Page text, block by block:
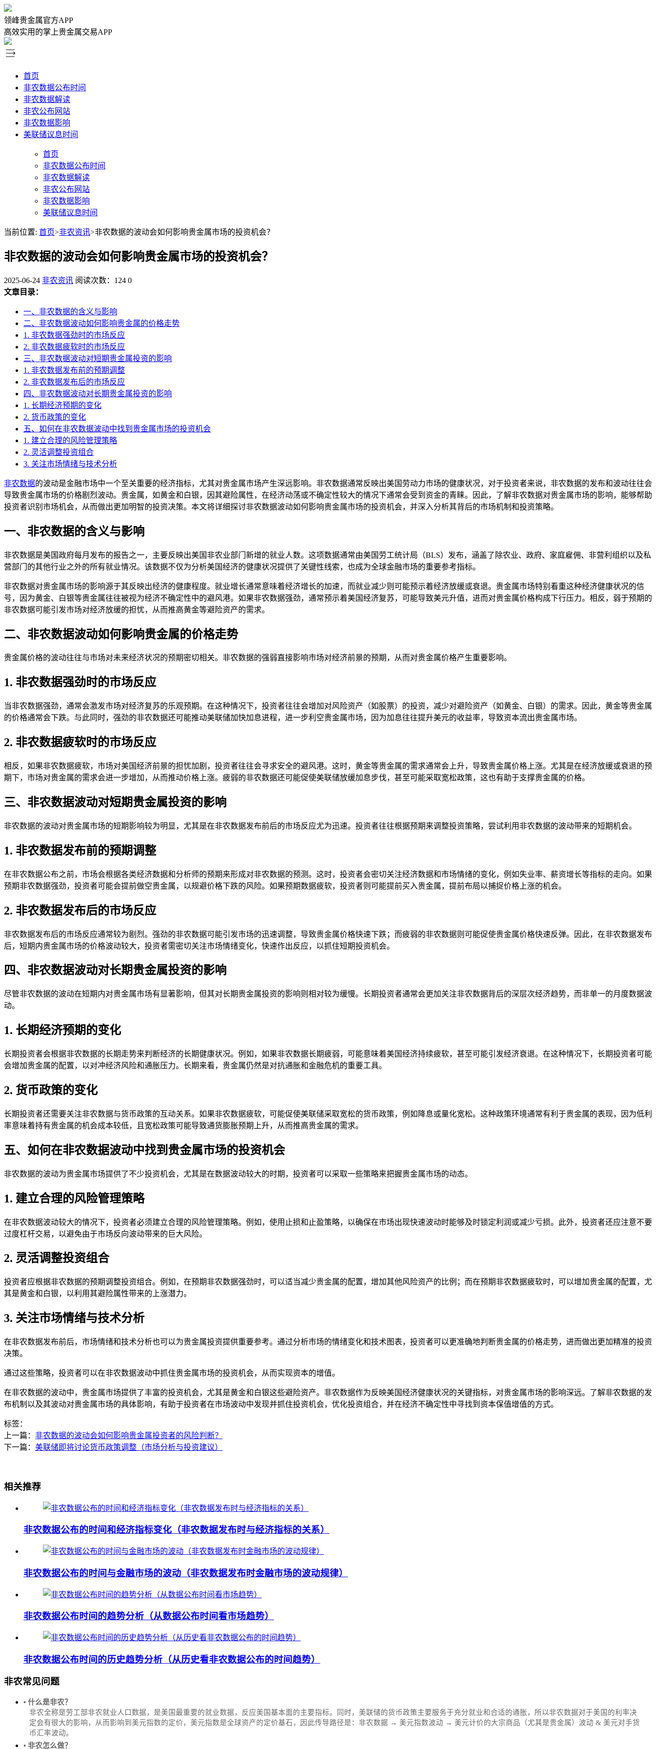
领峰贵金属官方APP
高效实用的掌上贵金属交易APP
首页
非农数据公布时间
非农数据解读
非农公布网站
非农数据影响
美联储议息时间
首页
非农数据公布时间
非农数据解读
非农公布网站
非农数据影响
美联储议息时间
当前位置: 首页>非农资讯>非农数据的波动会如何影响贵金属市场的投资机会？
非农数据的波动会如何影响贵金属市场的投资机会？
2025-06-24 非农资讯 阅读次数：124 0
文章目录：
一、非农数据的含义与影响
二、非农数据波动如何影响贵金属的价格走势
1. 非农数据强劲时的市场反应
2. 非农数据疲软时的市场反应
三、非农数据波动对短期贵金属投资的影响
1. 非农数据发布前的预期调整
2. 非农数据发布后的市场反应
四、非农数据波动对长期贵金属投资的影响
1. 长期经济预期的变化
2. 货币政策的变化
五、如何在非农数据波动中找到贵金属市场的投资机会
1. 建立合理的风险管理策略
2. 灵活调整投资组合
3. 关注市场情绪与技术分析
非农数据的波动是金融市场中一个至关重要的经济指标，尤其对贵金属市场产生深远影响。非农数据通常反映出美国劳动力市场的健康状况，对于投资者来说，非农数据的发布和波动往往会
导致贵金属市场的价格剧烈波动。贵金属，如黄金和白银，因其避险属性，在经济动荡或不确定性较大的情况下通常会受到资金的青睐。因此，了解非农数据对贵金属市场的影响，能够帮助
投资者识别市场机会，从而做出更加明智的投资决策。本文将详细探讨非农数据波动如何影响贵金属市场的投资机会，并深入分析其背后的市场机制和投资策略。
一、非农数据的含义与影响
非农数据是美国政府每月发布的报告之一，主要反映出美国非农业部门新增的就业人数。这项数据通常由美国劳工统计局（BLS）发布，涵盖了除农业、政府、家庭雇佣、非营利组织以及私
营部门的其他行业之外的所有就业情况。该数据不仅为分析美国经济的健康状况提供了关键性线索，也成为全球金融市场的重要参考指标。
非农数据对贵金属市场的影响源于其反映出经济的健康程度。就业增长通常意味着经济增长的加速，而就业减少则可能预示着经济放缓或衰退。贵金属市场特别看重这种经济健康状况的信
号，因为黄金、白银等贵金属往往被视为经济不确定性中的避风港。如果非农数据强劲，通常预示着美国经济复苏，可能导致美元升值，进而对贵金属价格构成下行压力。相反，弱于预期的
非农数据可能引发市场对经济放缓的担忧，从而推高黄金等避险资产的需求。
二、非农数据波动如何影响贵金属的价格走势
贵金属价格的波动往往与市场对未来经济状况的预期密切相关。非农数据的强弱直接影响市场对经济前景的预期，从而对贵金属价格产生重要影响。
1. 非农数据强劲时的市场反应
当非农数据强劲，通常会激发市场对经济复苏的乐观预期。在这种情况下，投资者往往会增加对风险资产（如股票）的投资，减少对避险资产（如黄金、白银）的需求。因此，黄金等贵金属
的价格通常会下跌。与此同时，强劲的非农数据还可能推动美联储加快加息进程，进一步利空贵金属市场，因为加息往往提升美元的收益率，导致资本流出贵金属市场。
2. 非农数据疲软时的市场反应
相反，如果非农数据疲软，市场对美国经济前景的担忧加剧，投资者往往会寻求安全的避风港。这时，黄金等贵金属的需求通常会上升，导致贵金属价格上涨。尤其是在经济放缓或衰退的预
期下，市场对贵金属的需求会进一步增加，从而推动价格上涨。疲弱的非农数据还可能促使美联储放缓加息步伐，甚至可能采取宽松政策，这也有助于支撑贵金属的价格。
三、非农数据波动对短期贵金属投资的影响
非农数据的波动对贵金属市场的短期影响较为明显，尤其是在非农数据发布前后的市场反应尤为迅速。投资者往往根据预期来调整投资策略，尝试利用非农数据的波动带来的短期机会。
1. 非农数据发布前的预期调整
在非农数据公布之前，市场会根据各类经济数据和分析师的预期来形成对非农数据的预测。这时，投资者会密切关注经济数据和市场情绪的变化，例如失业率、薪资增长等指标的走向。如果
预期非农数据强劲，投资者可能会提前做空贵金属，以规避价格下跌的风险。如果预期数据疲软，投资者则可能提前买入贵金属，提前布局以捕捉价格上涨的机会。
2. 非农数据发布后的市场反应
非农数据发布后的市场反应通常较为剧烈。强劲的非农数据可能引发市场的迅速调整，导致贵金属价格快速下跌；而疲弱的非农数据则可能促使贵金属价格快速反弹。因此，在非农数据发布
后，短期内贵金属市场的价格波动较大，投资者需密切关注市场情绪变化，快速作出反应，以抓住短期投资机会。
四、非农数据波动对长期贵金属投资的影响
尽管非农数据的波动在短期内对贵金属市场有显著影响，但其对长期贵金属投资的影响则相对较为缓慢。长期投资者通常会更加关注非农数据背后的深层次经济趋势，而非单一的月度数据波
动。
1. 长期经济预期的变化
长期投资者会根据非农数据的长期走势来判断经济的长期健康状况。例如，如果非农数据长期疲弱，可能意味着美国经济持续疲软，甚至可能引发经济衰退。在这种情况下，长期投资者可能
会增加贵金属的配置，以对冲经济风险和通胀压力。长期来看，贵金属仍然是对抗通胀和金融危机的重要工具。
2. 货币政策的变化
长期投资者还需要关注非农数据与货币政策的互动关系。如果非农数据疲软，可能促使美联储采取宽松的货币政策，例如降息或量化宽松。这种政策环境通常有利于贵金属的表现，因为低利
率意味着持有贵金属的机会成本较低，且宽松政策可能导致通货膨胀预期上升，从而推高贵金属的需求。
五、如何在非农数据波动中找到贵金属市场的投资机会
非农数据的波动为贵金属市场提供了不少投资机会，尤其是在数据波动较大的时期，投资者可以采取一些策略来把握贵金属市场的动态。
1. 建立合理的风险管理策略
在非农数据波动较大的情况下，投资者必须建立合理的风险管理策略。例如，使用止损和止盈策略，以确保在市场出现快速波动时能够及时锁定利润或减少亏损。此外，投资者还应注意不要
过度杠杆交易，以避免由于市场反向波动带来的巨大风险。
2. 灵活调整投资组合
投资者应根据非农数据的预期调整投资组合。例如，在预期非农数据强劲时，可以适当减少贵金属的配置，增加其他风险资产的比例；而在预期非农数据疲软时，可以增加贵金属的配置，尤
其是黄金和白银，以利用其避险属性带来的上涨潜力。
3. 关注市场情绪与技术分析
在非农数据发布前后，市场情绪和技术分析也可以为贵金属投资提供重要参考。通过分析市场的情绪变化和技术图表，投资者可以更准确地判断贵金属的价格走势，进而做出更加精准的投资
决策。
通过这些策略，投资者可以在非农数据波动中抓住贵金属市场的投资机会，从而实现资本的增值。
在非农数据的波动中，贵金属市场提供了丰富的投资机会，尤其是黄金和白银这些避险资产。非农数据作为反映美国经济健康状况的关键指标，对贵金属市场的影响深远。了解非农数据的发
布机制以及其波动对贵金属市场的具体影响，有助于投资者在市场波动中发现并抓住投资机会，优化投资组合，并在经济不确定性中寻找到资本保值增值的方式。
标签：
上一篇： 非农数据的波动会如何影响贵金属投资者的风险判断？
下一篇： 美联储即将讨论货币政策调整（市场分析与投资建议）
相关推荐
非农数据公布的时间和经济指标变化（非农数据发布时与经济指标的关系）
非农数据公布的时间与金融市场的波动（非农数据发布时金融市场的波动规律）
非农数据公布时间的趋势分析（从数据公布时间看市场趋势）
非农数据公布时间的历史趋势分析（从历史看非农数据公布的时间趋势）
非农常见问题
• 什么是非农？
非农全称是劳工部非农就业人口数据，是美国最重要的就业数据，反应美国基本面的主要指标。同时，美联储的货币政策主要服务于充分就业和合适的通胀，所以非农数据对于美国的利率决
定会有很大的影响，从而影响到美元指数的定价，美元指数是全球资产的定价基石，因此传导路径是：非农数据 → 美元指数波动 → 美元计价的大宗商品（尤其是贵金属）波动 & 美元对手货
币汇率波动。
• 非农怎么做？